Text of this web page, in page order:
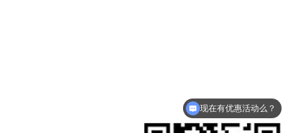
现在有优惠活动么？